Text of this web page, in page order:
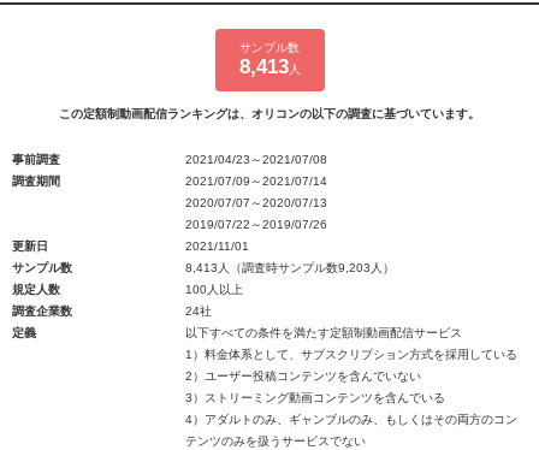
サンプル数
8,413人
この定額制動画配信ランキングは、オリコンの以下の調査に基づいています。
事前調査
2021/04/23～2021/07/08
調査期間
2021/07/09～2021/07/14
2020/07/07～2020/07/13
2019/07/22～2019/07/26
更新日
2021/11/01
サンプル数
8,413人（調査時サンプル数9,203人）
規定人数
100人以上
調査企業数
24社
定義
以下すべての条件を満たす定額制動画配信サービス
1）料金体系として、サブスクリプション方式を採用している
2）ユーザー投稿コンテンツを含んでいない
3）ストリーミング動画コンテンツを含んでいる
4）アダルトのみ、ギャンブルのみ、もしくはその両方のコン
テンツのみを扱うサービスでない